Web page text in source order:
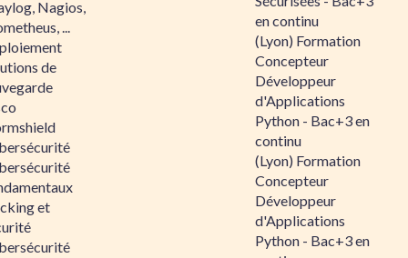
Nagios,
...
de
et
en continu
(Lyon) Formation
Concepteur
Développeur
d'Applications
Python - Bac+3 en
continu
(Lyon) Formation
Concepteur
Développeur
d'Applications
Python - Bac+3 en